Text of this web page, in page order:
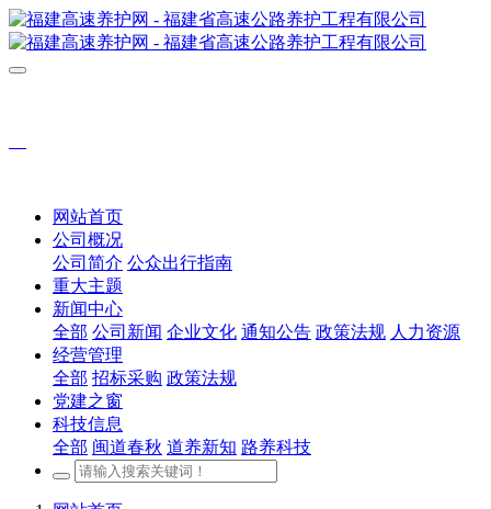
网站首页
公司概况
公司简介 公众出行指南
重大主题
新闻中心
全部 公司新闻 企业文化 通知公告 政策法规 人力资源
经营管理
全部 招标采购 政策法规
党建之窗
科技信息
全部 闽道春秋 道养新知 路养科技